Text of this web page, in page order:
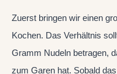
Zuerst bringen wir einen
Kochen. Das Verhältnis
Gramm Nudeln betragen,
zum Garen hat. Sobald